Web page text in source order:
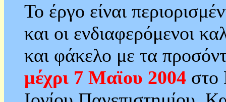
Το έργο είναι
και οι ενδιαφερόμενοι
και φάκελο με τα
μέχρι 7 Μαϊου 2004 στο